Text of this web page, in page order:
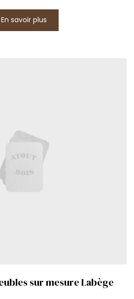
En savoir plus
sur mesure Labège